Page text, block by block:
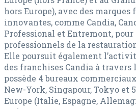
hors Europe), avec des marques
innovantes, comme Candia,
Professional et Entremont, pour
professionnels de la
Elle poursuit également
des franchises Candia à travers
possède 4 bureaux
New-York, Singapour, Tokyo et
Europe (Italie, Espagne,